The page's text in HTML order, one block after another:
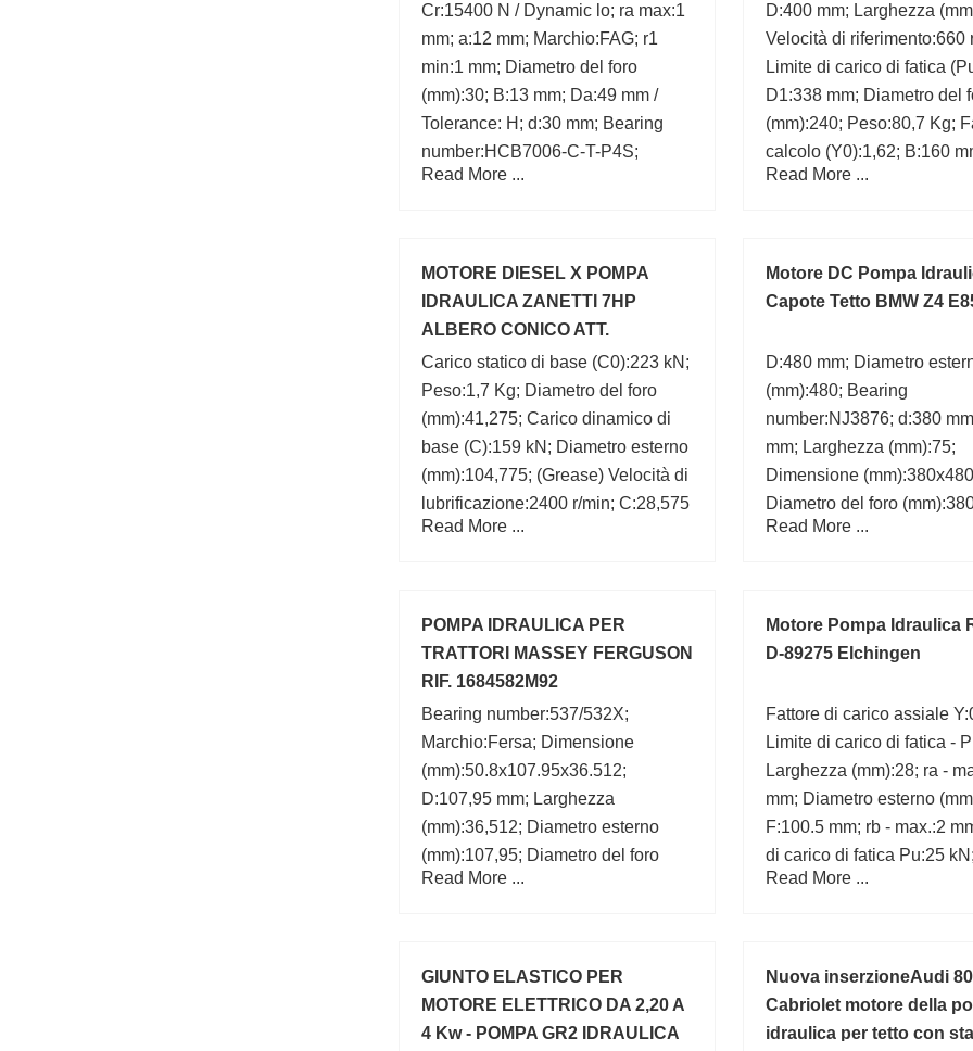
Cr:15400 N / Dynamic lo; ra max:1
mm; a:12 mm; Marchio:FAG; r1
min:1 mm; Diametro del foro
(mm):30; B:13 mm; Da:49 mm /
Tolerance: H; d:30 mm; Bearing
number:HCB7006-C-T-P4S;
Read More ...
D:400 mm; Larghezza
Velocità di riferimento:660
Limite di carico di fatica
D1:338 mm; Diametro del
(mm):240; Peso:80,7 Kg;
calcolo (Y0):1,62; B:160
max.:3 mm;
Read More ...
MOTORE DIESEL X POMPA
IDRAULICA ZANETTI 7HP
ALBERO CONICO ATT.
LOMBARDINI ZDM78C
Carico statico di base (C0):223 kN;
Peso:1,7 Kg; Diametro del foro
(mm):41,275; Carico dinamico di
base (C):159 kN; Diametro esterno
(mm):104,775; (Grease) Velocità di
lubrificazione:2400 r/min; C:28,575
mm; a:7,4 mm; Marchio:CX;
Read More ...
Motore DC Pompa
Capote Tetto BMW Z4
D:480 mm; Diametro
(mm):480; Bearing
number:NJ3876; d:380
mm; Larghezza (mm):75;
Dimensione
Diametro del foro
Marchio:ISO; C:75 mm;
Read More ...
POMPA IDRAULICA PER
TRATTORI MASSEY FERGUSON
RIF. 1684582M92
Bearing number:537/532X;
Marchio:Fersa; Dimensione
(mm):50.8x107.95x36.512;
D:107,95 mm; Larghezza
(mm):36,512; Diametro esterno
(mm):107,95; Diametro del foro
(mm):50,8; d:50,8 mm;
Read More ...
Motore Pompa Idraulica
D-89275 Elchingen
Fattore di carico assiale
Limite di carico di fatica -
Larghezza (mm):28; ra -
mm; Diametro esterno
F:100.5 mm; rb - max.:2
di carico di fatica Pu:25
statico nominale di base
Read More ...
GIUNTO ELASTICO PER
MOTORE ELETTRICO DA 2,20 A
4 Kw - POMPA GR2 IDRAULICA
Nuova inserzioneAudi 80
Cabriolet motore della
idraulica per tetto con